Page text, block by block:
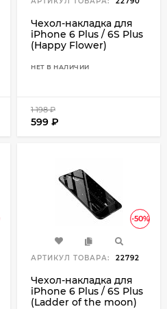
Чехол-накладка для
iPhone 6 Plus / 6S Plus
(Happy Flower)
НЕТ В НАЛИЧИИ
1 198₽
599 ₽
-50%
АРТИКУЛ ТОВАРА: 22792
Чехол-накладка для
iPhone 6 Plus / 6S Plus
(Ladder of the moon)